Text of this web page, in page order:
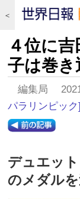
＜
４位に
子は巻き
編集局
パラリンピック]
デュエッ
のメダル